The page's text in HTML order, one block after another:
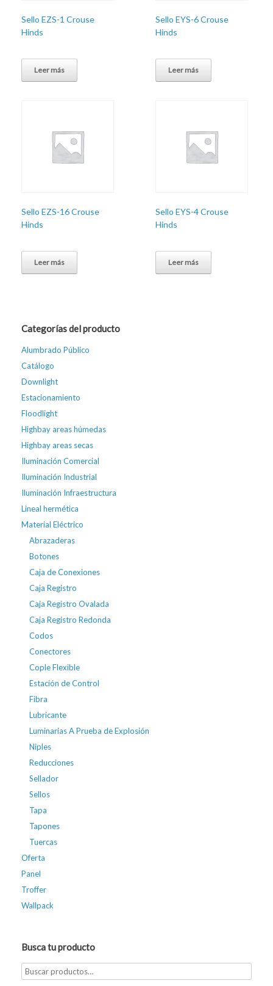
Sello EZS-1 Crouse
Hinds
Leer más
Sello EYS-6 Crouse
Hinds
Leer más
Sello EZS-16 Crouse
Hinds
Leer más
Sello EYS-4 Crouse
Hinds
Leer más
Categorías del producto
Alumbrado Público
Catálogo
Downlight
Estacionamiento
Floodlight
Highbay areas húmedas
Highbay areas secas
Iluminación Comercial
Iluminación Industrial
Iluminación Infraestructura
Lineal hermética
Material Eléctrico
Abrazaderas
Botones
Caja de Conexiones
Caja Registro
Caja Registro Ovalada
Caja Registro Redonda
Codos
Conectores
Cople Flexible
Estación de Control
Fibra
Lubricante
Luminarias A Prueba de Explosión
Niples
Reducciones
Sellador
Sellos
Tapa
Tapones
Tuercas
Oferta
Panel
Troffer
Wallpack
Busca tu producto